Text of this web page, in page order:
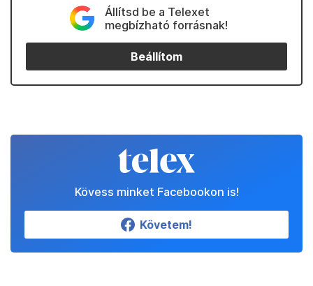
Állítsd be a Telexet
megbízható forrásnak!
Beállítom
Kövess minket Facebookon is!
Követem!